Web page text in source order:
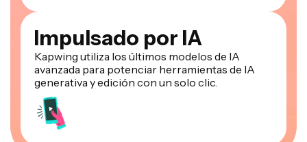
Impulsado por IA
Kapwing utiliza los últimos modelos de IA
avanzada para potenciar herramientas de IA
generativa y edición con un solo clic.